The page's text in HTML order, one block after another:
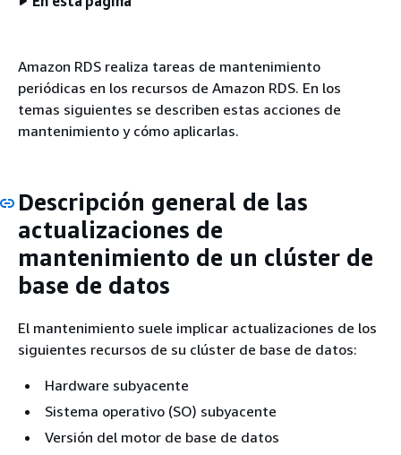
Amazon RDS realiza tareas de mantenimiento
periódicas en los recursos de Amazon RDS. En los
temas siguientes se describen estas acciones de
mantenimiento y cómo aplicarlas.
Descripción general de las
actualizaciones de
mantenimiento de un clúster de
base de datos
El mantenimiento suele implicar actualizaciones de los
siguientes recursos de su clúster de base de datos:
Hardware subyacente
Sistema operativo (SO) subyacente
Versión del motor de base de datos